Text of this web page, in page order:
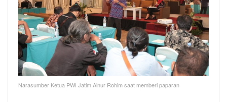
Narasumber Ketua PWI Jatim Ainur Rohim saat memberi paparan